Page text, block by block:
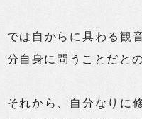
では自からに具わる観
分自身に問うことだと
それから、自分なりに